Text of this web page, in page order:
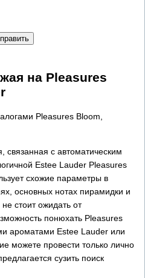
на Pleasures
Pleasures Bloom,
с автоматическим
Estee Lauder Pleasures
схожие параметры в
основных нотах пирамидки и
стоит ожидать от
понюхать Pleasures
ароматами Estee Lauder или
можете провести только лично
сузить поиск